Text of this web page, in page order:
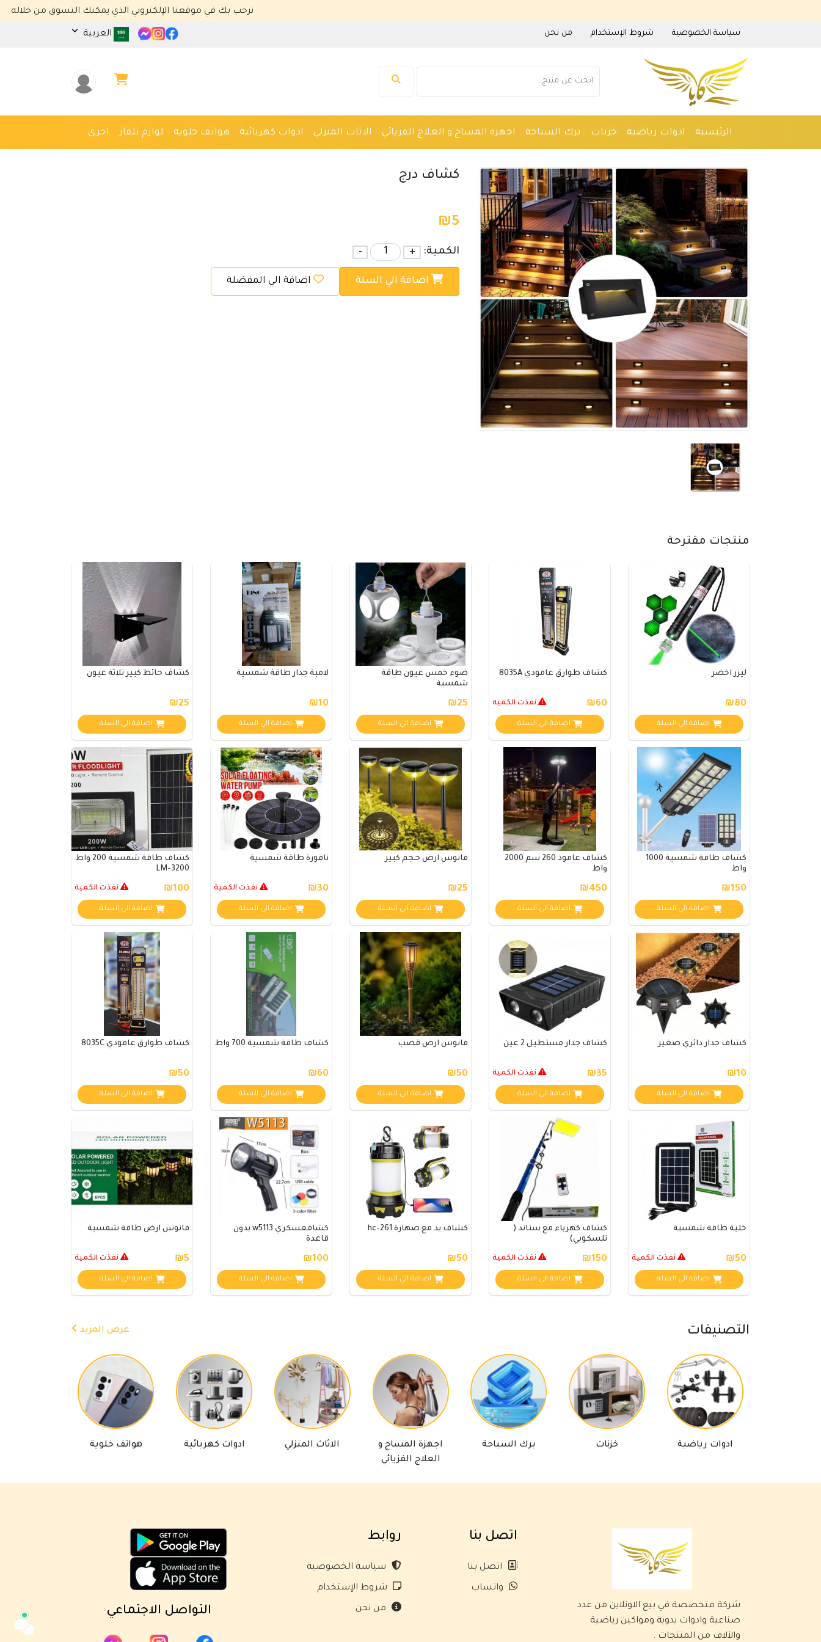
نرحب بك في موقعنا الإلكتروني الذي يمكنك التسوق من خلاله
سياسة الخصوصية شروط الإستخدام من نحن العربية
الرئيسية ادوات رياضية خزنات برك السباحة اجهزة المساج و العلاج الفزيائي الاثاث المنزلي ادوات كهربائية هواتف خلوية لوازم تلفاز اخرى
كشاف درج
₪5
الكمية: +
-
اضافة الي السلة اضافة الي المفضلة
منتجات مقترحة
ليزر اخضر
₪80
اضافة الي السلة
كشاف طوارق عامودي 8035A
₪60 نفذت الكمية
اضافة الي السلة
ضوء خمس عيون طاقة
شمسية
₪25
اضافة الي السلة
لامبة جدار طاقة شمسية
₪10
اضافة الي السلة
كشاف حائط كبير ثلاثة عيون
₪25
اضافة الي السلة
كشاف طاقة شمسية 1000
واط
₪150
اضافة الي السلة
كشاف عامود 260 سم 2000
واط
₪450
اضافة الي السلة
فانوس ارض حجم كبير
₪25
اضافة الي السلة
نافورة طاقة شمسية
₪30 نفذت الكمية
اضافة الي السلة
كشاف طاقة شمسية 200 واط
LM-3200
₪100 نفذت الكمية
اضافة الي السلة
كشاف جدار دائري صغير
₪10
اضافة الي السلة
كشاف جدار مستطيل 2 عين
₪35 نفذت الكمية
اضافة الي السلة
فانوس ارض قصب
₪50
اضافة الي السلة
كشاف طاقة شمسية 700 واط
₪60
اضافة الي السلة
كشاف طوارق عامودي 8035C
₪50
اضافة الي السلة
خلية طاقة شمسية
₪50 نفذت الكمية
اضافة الي السلة
كشاف كهرباء مع ستاند (
تلسكوبي)
₪150 نفذت الكمية
اضافة الي السلة
كشاف يد مع صهارة hc-261
₪50
اضافة الي السلة
كشافعسكري w5113 بدون
قاعدة
₪100
اضافة الي السلة
فانوس ارض طاقة شمسية
₪5 نفذت الكمية
اضافة الي السلة
التصنيفات عرض المزيد
ادوات رياضية برك السباحة
اجهزة المساج و
العلاج الفزيائي
الاثاث المنزلي ادوات كهربائية هواتف خلوية
مساعد كايا للتسويق الإلكتروني
متصل الآن
مرحباً 👋 أنا مساعدك الذكي في كايا
شركة متخصصة في بيع الاونلاين من عدد
صناعية وادوات يدوية ومواكين رياضية
والآلاف من المنتجات .
اتصل بنا
اتصل بنا
واتساب
روابط
سياسة الخصوصية
شروط الإستخدام
من نحن التواصل الاجتماعي